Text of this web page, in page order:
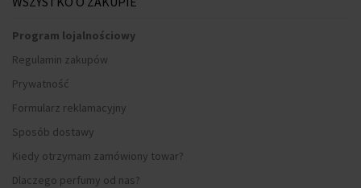
Program lojalnościowy
Regulamin zakupów
Prywatność
Formularz reklamacyjny
Sposób dostawy
Kiedy otrzymam zamówiony towar?
Dlaczego perfumy od nas?